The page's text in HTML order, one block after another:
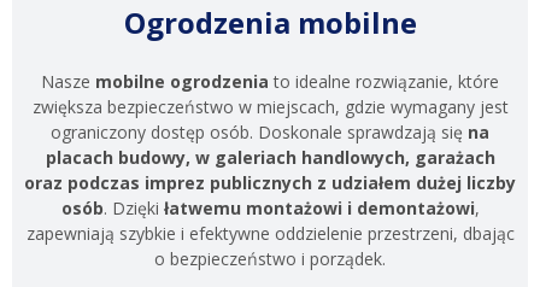
Ogrodzenia mobilne
Nasze mobilne ogrodzenia to idealne rozwiązanie, które
zwiększa bezpieczeństwo w miejscach, gdzie wymagany jest
ograniczony dostęp osób. Doskonale sprawdzają się na
placach budowy, w galeriach handlowych, garażach
oraz podczas imprez publicznych z udziałem dużej liczby
osób. Dzięki łatwemu montażowi i demontażowi,
zapewniają szybkie i efektywne oddzielenie przestrzeni, dbając
o bezpieczeństwo i porządek.